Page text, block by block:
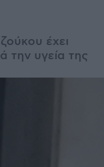
έχει
την υγεία της